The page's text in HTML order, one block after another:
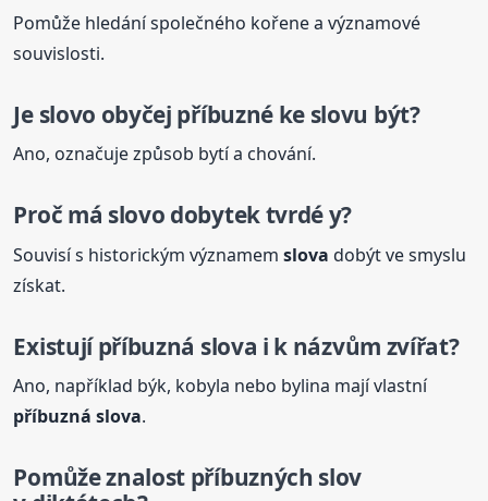
Pomůže hledání společného kořene a významové
souvislosti.
Je slovo obyčej příbuzné ke slovu být?
Ano, označuje způsob bytí a chování.
Proč má slovo dobytek tvrdé y?
Souvisí s historickým významemslova dobýt ve smyslu
získat.
Existujípříbuzná slova i k názvům zvířat?
Ano, například býk, kobyla nebo bylina mají vlastní
příbuzná slova.
Pomůže znalost příbuzných slov